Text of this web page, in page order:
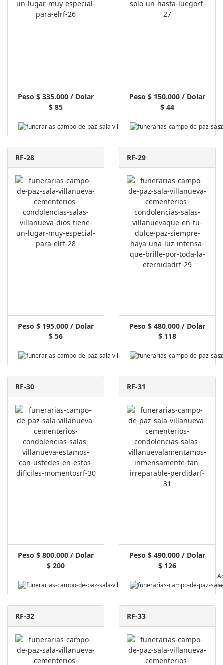
Peso $ 335.000 / Dolar
$ 85
Peso $ 150.000 / Dolar
$ 44
RF-28
Peso $ 195.000 / Dolar
$ 56
Pagar Aquí
RF-29
Peso $ 480.000 / Dolar
$ 118
RF-30
Peso $ 800.000 / Dolar
$ 200
Pagar
RF-31
Peso $ 490.000 / Dolar
$ 126
RF-32 RF-33